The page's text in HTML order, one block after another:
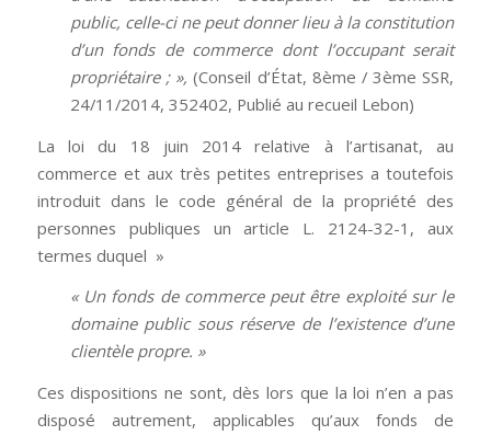
public, celle-ci ne peut donner lieu à la constitution
d’un fonds de commerce dont l’occupant serait
propriétaire ; »,(Conseil d’État, 8ème / 3ème SSR,
24/11/2014, 352402, Publié au recueil Lebon)
La loi du 18 juin 2014 relative à l’artisanat, au
commerce et aux très petites entreprises a toutefois
introduit dans le code général de la propriété des
personnes publiques un article L. 2124-32-1, aux
termes duquel »
« Un fonds de commerce peut être exploité sur le
domaine public sous réserve de l’existence d’une
clientèle propre. »
Ces dispositions ne sont, dès lors que la loi n’en a pas
disposé autrement, applicables qu’aux fonds de